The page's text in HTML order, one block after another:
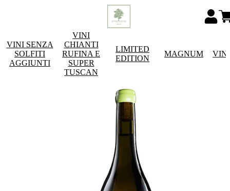
VINI SENZA
SOLFITI
AGGIUNTI
VINI
CHIANTI
RUFINA E
SUPER
TUSCAN
LIMITED
EDITION
MAGNUM